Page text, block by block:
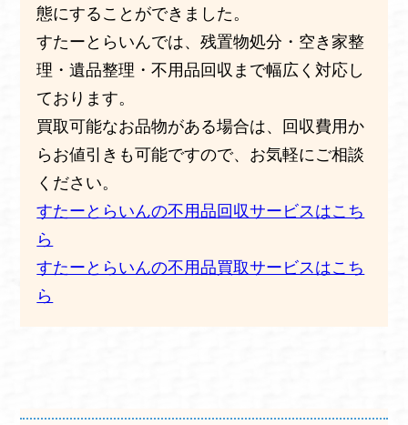
態にすることができました。
すたーとらいんでは、残置物処分・空き家整
理・遺品整理・不用品回収まで幅広く対応し
ております。
買取可能なお品物がある場合は、回収費用か
らお値引きも可能ですので、お気軽にご相談
ください。
すたーとらいんの不用品回収サービスはこち
ら
すたーとらいんの不用品買取サービスはこち
ら